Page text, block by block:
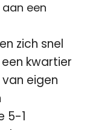
een
zich snel
kwartier
eigen
5-1